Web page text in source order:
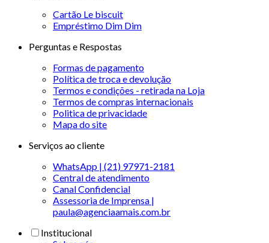
Cartão Le biscuit
Empréstimo Dim Dim
Perguntas e Respostas
Formas de pagamento
Política de troca e devolução
Termos e condições - retirada na Loja
Termos de compras internacionais
Politica de privacidade
Mapa do site
Serviços ao cliente
WhatsApp | (21) 97971-2181
Central de atendimento
Canal Confidencial
Assessoria de Imprensa |
paula@agenciaamais.com.br
Institucional